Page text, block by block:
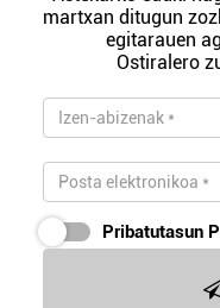
martxan ditugun
egitarauen
Ostiralero
Pribatutasun